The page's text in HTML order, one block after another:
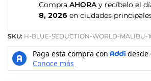
Compra AHORA y recíbelo el
8, 2026 en ciudades
SKU: H-BLUE-SEDUCTION-WORLD-MALIBU-